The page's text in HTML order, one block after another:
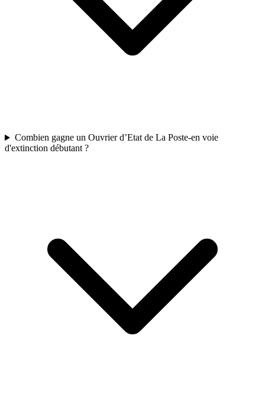
Combien gagne un Ouvrier d’Etat de La Poste-en voie
d'extinction débutant ?